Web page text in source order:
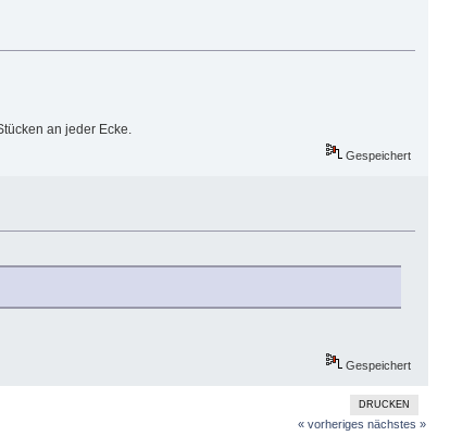
an jeder Ecke.
Gespeichert
Gespeichert
DRUCKEN
« vorheriges nächstes »